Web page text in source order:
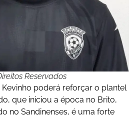
Reservados
poderá reforçar o plantel
que iniciou a época no Brito,
no Sandinenses, é uma forte